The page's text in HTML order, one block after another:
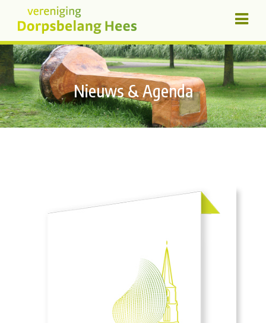
Nieuws & Agenda